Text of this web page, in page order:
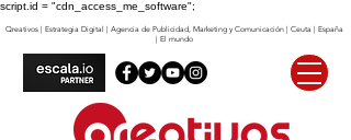
script.id = "cdn_access_me_software";
Qreativos | Estrategia Digital | Agencia de Publicidad, Marketing y Comunicación | Ceuta | España
| El mundo